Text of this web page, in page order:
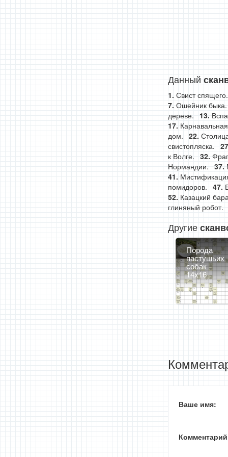
Данный
Свист спящего.
Ошейник быка.
дереве.
дом.
свистопляска.
к Волге.
Нормандии.
помидоров.
Казацкий
глиняный робот.
Другие
Порода
пастушьих
собак -
14x16
Ваше имя: